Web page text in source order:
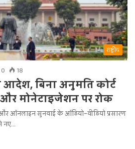
राष्ट्रीय
0 18
आदेश, बिना अनुमति कोर्ट
और मोनेटाइजेशन पर रोक
और ऑनलाइन सुनवाई के ऑडियो-वीडियो प्रसारण
नए…